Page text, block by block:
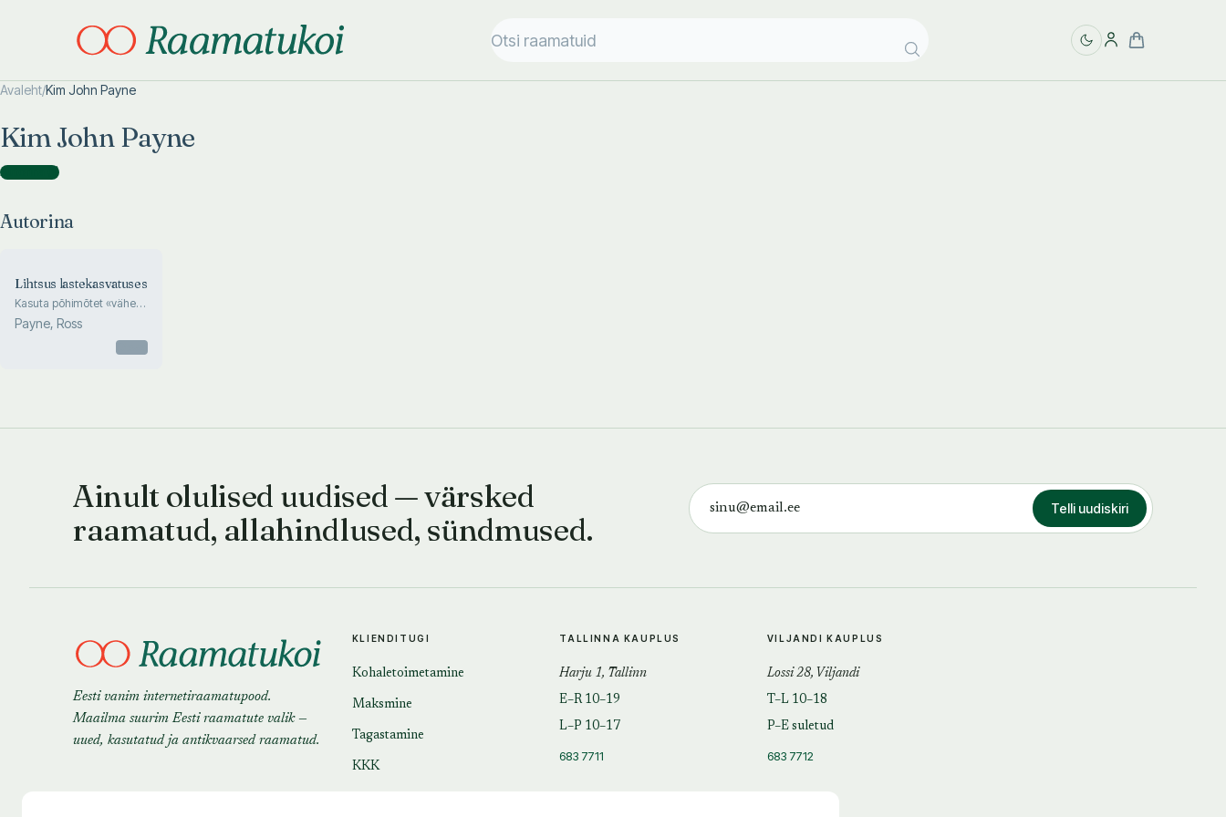
Avaleht/Kim John Payne
Kim John Payne
Autorina )
Autorina
Lihtsus lastekasvatuses
Kasuta põhimõtet «vähem
on rohkem», et kasvatada
rahulikumad ja
Payne, Ross
Ainult olulised uudised — värsked
raamatud, allahindlused, sündmused.
Telli uudiskiri
Eesti vanim internetiraamatupood.
Maailma suurim Eesti raamatute valik —
uued, kasutatud ja antikvaarsed raamatud.
KLIENDITUGI
Kohaletoimetamine
Maksmine
Tagastamine
KKK
TALLINNA KAUPLUS
Harju 1, Tallinn
E–R 10–19
L–P 10–17
683 7711
VILJANDI KAUPLUS
Lossi 28, Viljandi
T–L 10–18
P–E suletud
683 7712